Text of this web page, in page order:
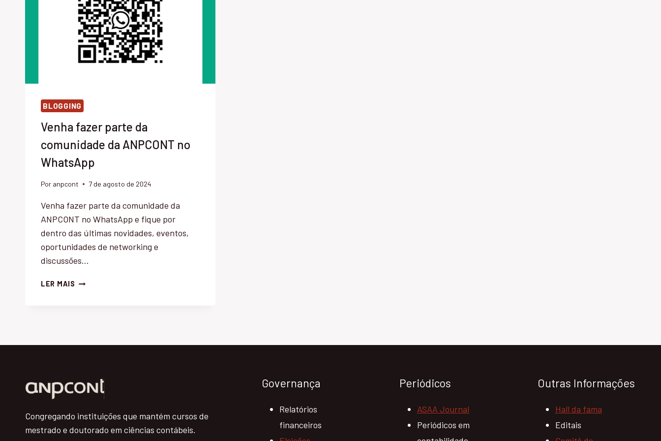
BLOGGING
Venha fazer parte da
comunidade da ANPCONT no
WhatsApp
Por anpcont 7 de agosto de 2024
Venha fazer parte da comunidade da
ANPCONT no WhatsApp e fique por
dentro das últimas novidades, eventos,
oportunidades de networking e
discussões…
LER MAIS VENHA
Congregando instituições que mantém cursos de
mestrado e doutorado em ciências contábeis.
Governança
Relatórios
financeiros
Periódicos
ASAA Journal
Periódicos em
Outras Informações
Hall da fama
Editais